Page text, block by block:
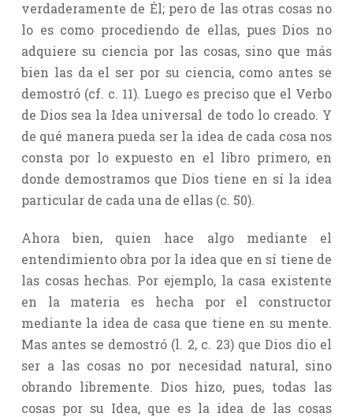
verdaderamente de Él; pero de las otras cosas no
lo es como procediendo de ellas, pues Dios no
adquiere su ciencia por las cosas, sino que más
bien las da el ser por su ciencia, como antes se
demostró (cf. c. 11). Luego es preciso que el Verbo
de Dios sea la Idea universal de todo lo creado. Y
de qué manera pueda ser la idea de cada cosa nos
consta por lo expuesto en el libro primero, en
donde demostramos que Dios tiene en sí la idea
particular de cada una de ellas (c. 50).
Ahora bien, quien hace algo mediante el
entendimiento obra por la idea que en sí tiene de
las cosas hechas. Por ejemplo, la casa existente
en la materia es hecha por el constructor
mediante la idea de casa que tiene en su mente.
Mas antes se demostró (l. 2, c. 23) que Dios dio el
ser a las cosas no por necesidad natural, sino
obrando libremente. Dios hizo, pues, todas las
cosas por su Idea, que es la idea de las cosas